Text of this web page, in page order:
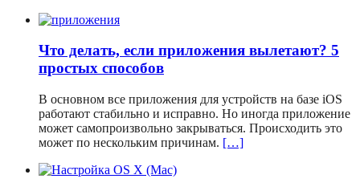
Что делать, если приложения вылетают? 5
простых способов
В основном все приложения для устройств на базе iOS
работают стабильно и исправно. Но иногда приложение
может самопроизвольно закрываться. Происходить это
может по нескольким причинам. […]